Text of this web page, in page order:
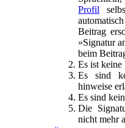
Profil
Beitrag
»Signatur
beim
Es ist
Es sind
hinweise
Es sind
Die
nicht mehr